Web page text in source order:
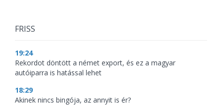
FRISS
19:24
Rekordot döntött a német export, és ez a magyar
autóiparra is hatással lehet
18:29
Akinek nincs bingója, az annyit is ér?